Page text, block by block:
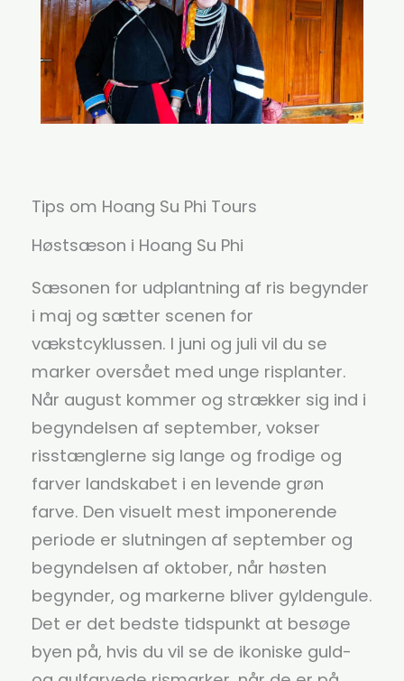
Tips om Hoang Su Phi Tours
Høstsæson i Hoang Su Phi
Sæsonen for udplantning af ris begynder
i maj og sætter scenen for
vækstcyklussen. I juni og juli vil du se
marker oversået med unge risplanter.
Når august kommer og strækker sig ind i
begyndelsen af september, vokser
risstænglerne sig lange og frodige og
farver landskabet i en levende grøn
farve. Den visuelt mest imponerende
periode er slutningen af september og
begyndelsen af oktober, når høsten
begynder, og markerne bliver gyldengule.
Det er det bedste tidspunkt at besøge
byen på, hvis du vil se de ikoniske guld-